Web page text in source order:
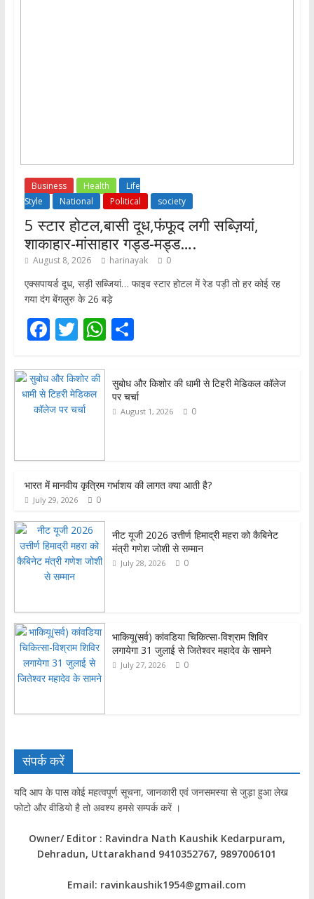
Business Health
Life
Style
National Political society
5 स्टार होटल,बासी दूध,फंफूद लगी सब्ज़ियां,
शाकाहार-मांसाहार गड्ड-मड्ड….
August 8, 2026 harinayak 0
एक्सपायर्ड दूध, सड़ी सब्जियां… फाइव स्टार होटल में रेड पड़ी तो हर कोई रह
गया दंग बेंगलुरु के 26 बड़े
F
e
b
o
k
T
itt
er
W
at
s
A
S
ar
e
सुबोध और किशोर की धामी से टिहरी मेडिकल कॉलेज
पर चर्चा
August 1, 2026 0
भारत में मानवीय कृत्रिम गर्भाशय की लागत क्या आती है?
July 29, 2026 0
नीट यूजी 2026 उत्तीर्ण हिमाद्री महरा को कैबिनेट
मंत्री गणेश जोशी से सम्मान
July 28, 2026 0
भाकियू(सर्व) कांवडिया चिकित्सा-विश्राम शिविर
लगायेगा 31 जुलाई से जितेश्वर महादेव के सामने
July 27, 2026 0
संपर्क करें
यदि आप के पास कोई महत्वपूर्ण सूचना, जानकारी एवं जनसमस्या से जुड़ा हुआ लेख
फोटो और वीडियो है तो अवश्य हमसे सम्पर्क करें ।
Owner/ Editor : Ravindra Nath Kaushik Kedarpuram,
Dehradun, Uttarakhand 9410352767, 9897006101
Email: ravinkaushik1954@gmail.com